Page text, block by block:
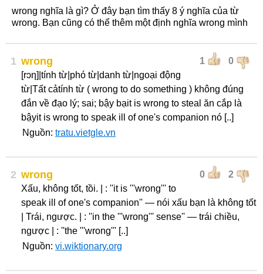
wrong nghĩa là gì? Ở đây bạn tìm thấy 8 ý nghĩa của từ
wrong. Bạn cũng có thể thêm một định nghĩa wrong mình
1 1 0
wrong
[rɔη]|tính từ|phó từ|danh từ|ngoại động
từ|Tất cảtính từ ( wrong to do something ) không đúng
đắn về đạo lý; sai; bậy bạit is wrong to steal ăn cắp là
bậyit is wrong to speak ill of one's companion nó [..]
Nguồn: tratu.vietgle.vn
2 0 2
wrong
Xấu, không tốt, tồi. | : ''it is '''wrong''' to
speak ill of one's companion'' — nói xấu bạn là không tốt
| Trái, ngược. | : ''in the '''wrong''' sense'' — trái chiều,
ngược | : ''the '''wrong''' [..]
Nguồn: vi.wiktionary.org